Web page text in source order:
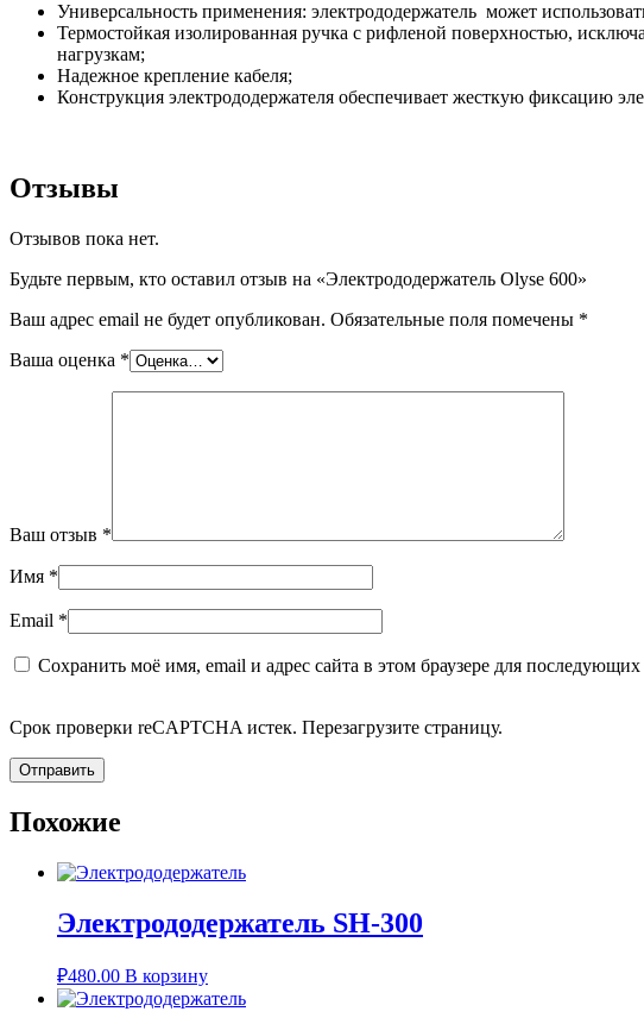
Универсальность применения: электрододержатель может
Термостойкая изолированная ручка с рифленой поверхностью,
нагрузкам;
Надежное крепление кабеля;
Конструкция электрододержателя обеспечивает жесткую фиксацию
Отзывы
Отзывов пока нет.
Будьте первым, кто оставил отзыв на «Электрододержатель Olyse 600»
Ваш адрес email не будет опубликован. Обязательные поля помечены *
Ваша оценка *
Ваш отзыв *
Имя *
Email *
Сохранить моё имя, email и адрес сайта в этом браузере для
Срок проверки reCAPTCHA истек. Перезагрузите страницу.
Похожие
Электрододержатель SH-300
₽480.00 В корзину